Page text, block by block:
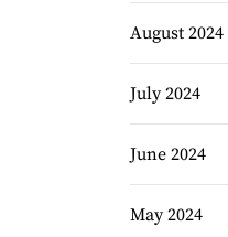
August 2024
July 2024
June 2024
May 2024